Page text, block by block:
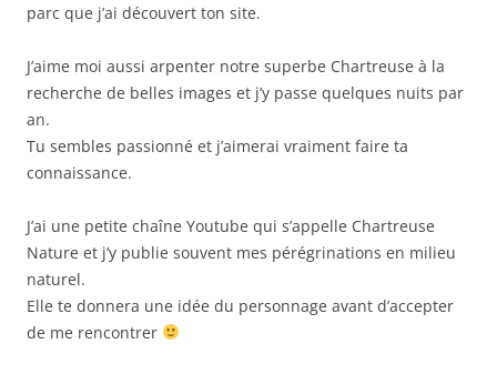
parc que j’ai découvert ton site.
J’aime moi aussi arpenter notre superbe Chartreuse à la
recherche de belles images et j’y passe quelques nuits par
an.
Tu sembles passionné et j’aimerai vraiment faire ta
connaissance.
J’ai une petite chaîne Youtube qui s’appelle Chartreuse
Nature et j’y publie souvent mes pérégrinations en milieu
naturel.
Elle te donnera une idée du personnage avant d’accepter
de me rencontrer